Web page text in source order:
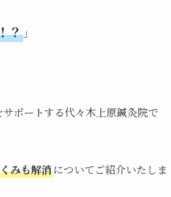
？ 」
ポートする代々木上原鍼灸院で
みも解消についてご紹介いたしま